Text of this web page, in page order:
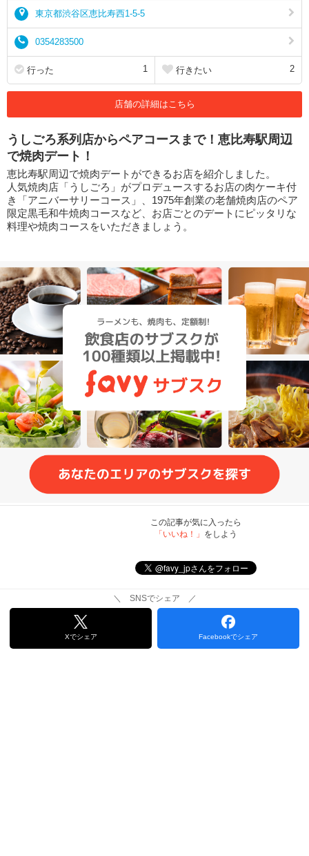
東京都渋谷区恵比寿西1-5-5
0354283500
行った 1 行きたい 2
店舗の詳細はこちら
うしごろ系列店からペアコースまで！恵比寿駅周辺
で焼肉デート！
恵比寿駅周辺で焼肉デートができるお店を紹介しました。
人気焼肉店「うしごろ」がプロデュースするお店の肉ケーキ付
き「アニバーサリーコース」、1975年創業の老舗焼肉店のペア
限定黒毛和牛焼肉コースなど、お店ごとのデートにピッタリな
料理や焼肉コースをいただきましょう。
この記事が気に入ったら
「いいね！」 をしよう
＼ SNSでシェア ／
Xでシェア Facebookでシェア